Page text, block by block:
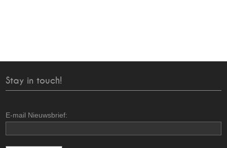
Stay in touch!
E-mail Nieuwsbrief: